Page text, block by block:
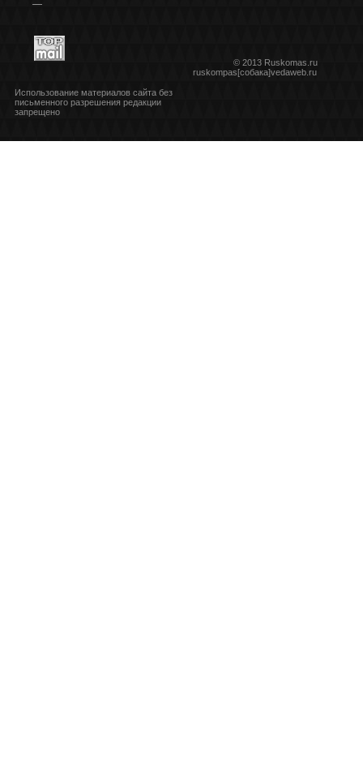
© 2013 Ruskomas.ru
ruskompas[собака]vedaweb.ru
Использование материалов сайта без
письменного разрешения редакции
запрещено